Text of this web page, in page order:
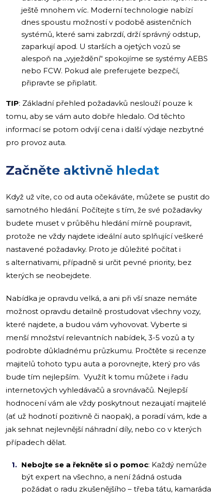
ještě mnohem víc. Moderní technologie nabízí
dnes spoustu možností v podobě asistenčních
systémů, které sami zabrzdí, drží správný odstup,
zaparkují apod. U starších a ojetých vozů se
alespoň na „vyježdění“ spokojíme se systémy AEBS
nebo FCW. Pokud ale preferujete bezpečí,
připravte se připlatit.
TIP: Základní přehled požadavků neslouží pouze k
tomu, aby se vám auto dobře hledalo. Od těchto
informací se potom odvíjí cena i další výdaje nezbytné
pro provoz auta.
Začněte aktivně hledat
Když už víte, co od auta očekáváte, můžete se pustit do
samotného hledání. Počítejte s tím, že své požadavky
budete muset v průběhu hledání mírně poupravit,
protože ne vždy najdete ideální auto splňující veškeré
nastavené požadavky. Proto je důležité počítat i
s alternativami, případně si určit pevné priority, bez
kterých se neobejdete.
Nabídka je opravdu velká, a ani při vší snaze nemáte
možnost opravdu detailně prostudovat všechny vozy,
které najdete, a budou vám vyhovovat. Vyberte si
menší množství relevantních nabídek, 3-5 vozů a ty
podrobte důkladnému průzkumu. Pročtěte si recenze
majitelů tohoto typu auta a porovnejte, který pro vás
bude tím nejlepším. Využít k tomu můžete i řadu
internetových vyhledávačů a srovnávačů. Nejlepší
hodnocení vám ale vždy poskytnout nezaujatí majitelé
(ať už hodnotí pozitivně či naopak), a poradí vám, kde a
jak sehnat nejlevnější náhradní díly, nebo co v kterých
případech dělat.
Nebojte se a řekněte si o pomoc: Každý nemůže
být expert na všechno, a není žádná ostuda
požádat o radu zkušenějšího – třeba tátu, kamaráda